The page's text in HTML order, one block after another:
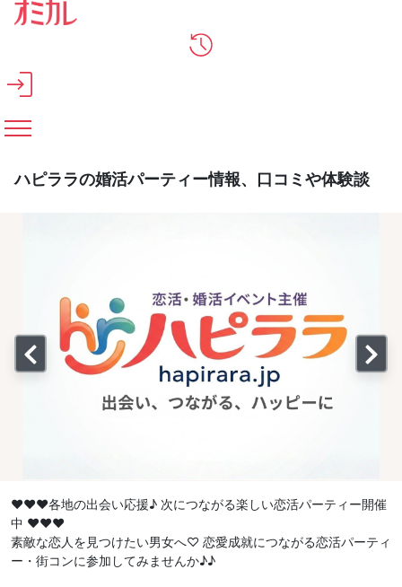
メインコンテンツへスキップ
ハピララの婚活パーティー情報、口コミや体験談
♥♥♥各地の出会い応援♪ 次につながる楽しい恋活パーティー開催
中 ♥♥♥
素敵な恋人を見つけたい男女へ♡ 恋愛成就につながる恋活パーティ
ー・街コンに参加してみませんか♪♪